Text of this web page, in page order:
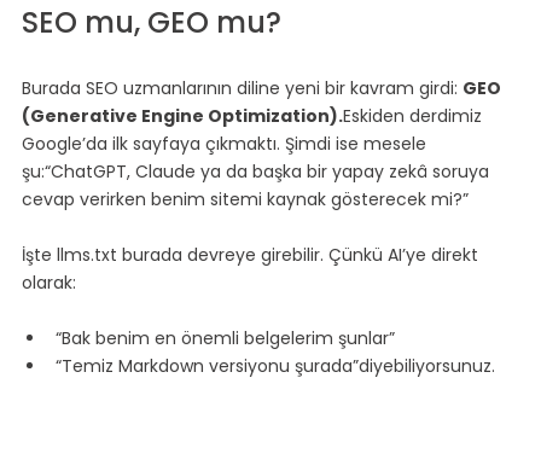
SEO mu, GEO mu?
Burada SEO uzmanlarının diline yeni bir kavram girdi: GEO
(Generative Engine Optimization).Eskiden derdimiz
Google’da ilk sayfaya çıkmaktı. Şimdi ise mesele
şu:“ChatGPT, Claude ya da başka bir yapay zekâ soruya
cevap verirken benim sitemi kaynak gösterecek mi?”
İşte llms.txt burada devreye girebilir. Çünkü AI’ye direkt
olarak:
“Bak benim en önemli belgelerim şunlar”
“Temiz Markdown versiyonu şurada”diyebiliyorsunuz.